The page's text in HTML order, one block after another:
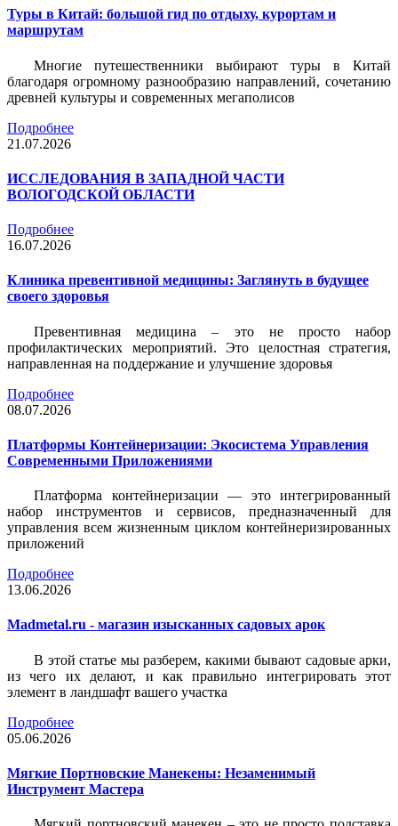
Туры в Китай: большой гид по отдыху, курортам и
маршрутам
Многие путешественники выбирают туры в Китай
благодаря огромному разнообразию направлений, сочетанию
древней культуры и современных мегаполисов
Подробнее
21.07.2026
ИССЛЕДОВАНИЯ В ЗАПАДНОЙ ЧАСТИ
ВОЛОГОДСКОЙ ОБЛАСТИ
Подробнее
16.07.2026
Клиника превентивной медицины: Заглянуть в будущее
своего здоровья
Превентивная медицина – это не просто набор
профилактических мероприятий. Это целостная стратегия,
направленная на поддержание и улучшение здоровья
Подробнее
08.07.2026
Платформы Контейнеризации: Экосистема Управления
Современными Приложениями
Платформа контейнеризации — это интегрированный
набор инструментов и сервисов, предназначенный для
управления всем жизненным циклом контейнеризированных
приложений
Подробнее
13.06.2026
Madmetal.ru - магазин изысканных садовых арок
В этой статье мы разберем, какими бывают садовые арки,
из чего их делают, и как правильно интегрировать этот
элемент в ландшафт вашего участка
Подробнее
05.06.2026
Мягкие Портновские Манекены: Незаменимый
Инструмент Мастера